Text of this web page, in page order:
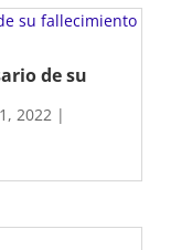
de su
2022|